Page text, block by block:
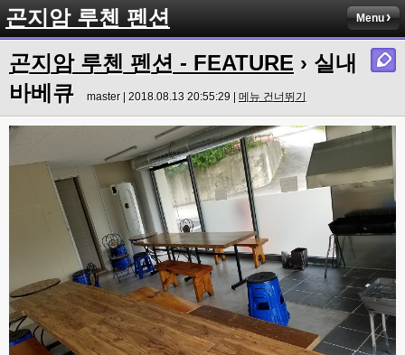
곤지암 루첸 펜션 Menu
곤지암 루첸 펜션 - FEATURE › 실내
바베큐
master | 2018.08.13 20:55:29 | 메뉴 건너뛰기